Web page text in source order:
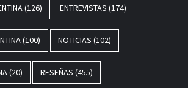
(126) ENTREVISTAS (174)
(100) NOTICIAS (102)
(20) RESEÑAS (455)